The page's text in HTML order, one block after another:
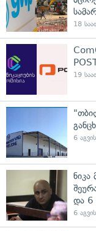
18
19
6
ნიკა
და 6
6